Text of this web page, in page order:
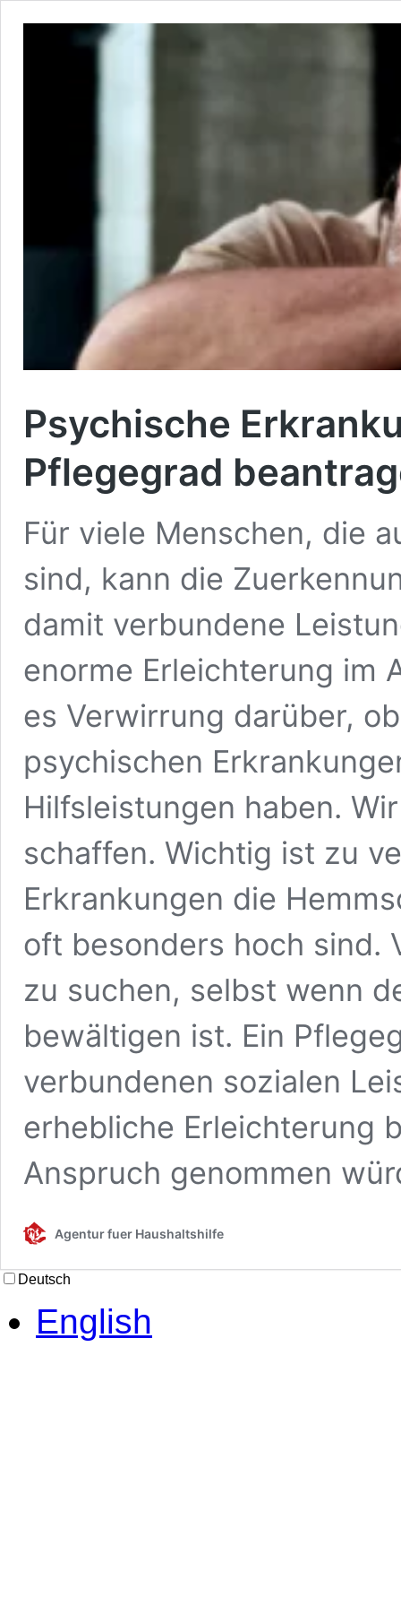
Psychische
Pflegegrad
Für viele Menschen, die
sind, kann die
damit verbundene
enorme Erleichterung im
es Verwirrung darüber,
psychischen
Hilfsleistungen haben.
schaffen. Wichtig ist zu
Erkrankungen die
oft besonders hoch sind.
zu suchen, selbst wenn
bewältigen ist. Ein
verbundenen sozialen
erhebliche Erleichterung
Anspruch genommen
Agentur fuer Haushaltshilfe
Deutsch
English